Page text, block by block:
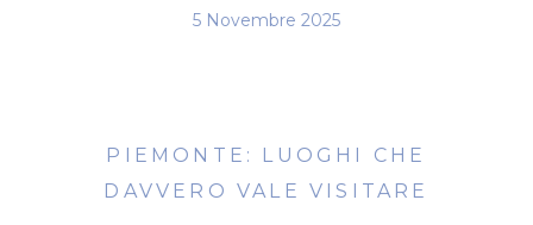
5 Novembre 2025
PIEMONTE: LUOGHI CHE
DAVVERO VALE VISITARE